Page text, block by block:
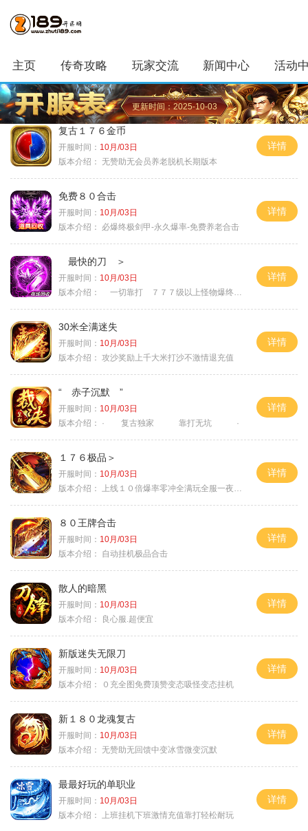
主页 传奇攻略 玩家交流 新闻中心 活动
更新时间：2025-10-03
复古１７６金币
开服时间： 10月/03日
版本介绍： 无赞助无会员养老脱机长期版本
详情
免费８０合击
开服时间： 10月/03日
版本介绍：
必爆终极剑甲-永久爆率-免费养老合击
详情
最快的刀 ＞
开服时间： 10月/03日
版本介绍：
一切靠打 ７７７级以上怪物爆终极 ＞
详情
30米全满迷失
开服时间： 10月/03日
版本介绍： 攻沙奖励上千大米打沙不激情退充值
详情
“ 赤子沉默 ”
开服时间： 10月/03日
版本介绍：
· 复古独家 靠打无坑 ·
详情
１７６极品＞
开服时间： 10月/03日
版本介绍：
上线１０倍爆率零冲全满玩全服一夜终极
详情
８０王牌合击
开服时间： 10月/03日
版本介绍：
自动挂机极品合击
详情
散人的暗黑
开服时间： 10月/03日
版本介绍：
良心服.超便宜
详情
新版迷失无限刀
开服时间： 10月/03日
版本介绍：
０充全图免费顶赞变态吸怪变态挂机
详情
新１８０龙魂复古
开服时间： 10月/03日
版本介绍： 无赞助无回馈中变冰雪微变沉默
详情
最最好玩的单职业
开服时间： 10月/03日
版本介绍：
上班挂机下班激情充值靠打轻松耐玩
详情